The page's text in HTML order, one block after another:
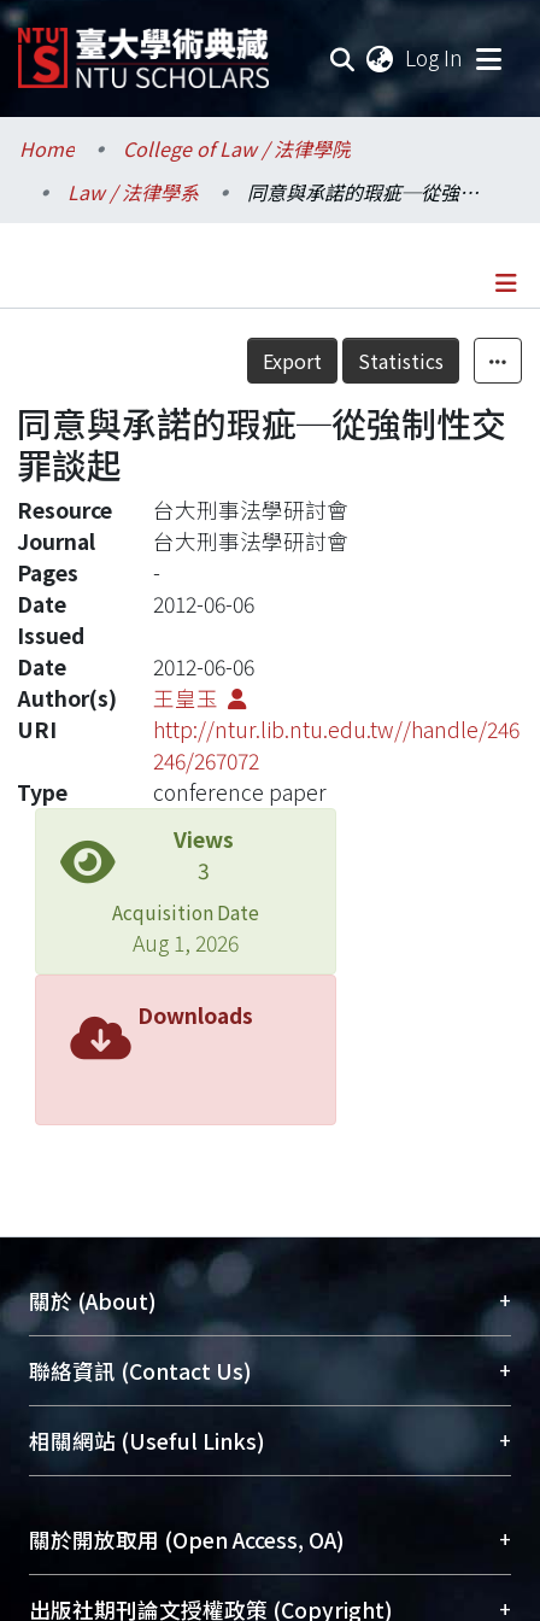
Log In
Communities & Collections
Research Outputs
Statistics
Home
College of Law / 法律學院
Law / 法律學系
同意與承諾的瑕疵─從強制性交罪談起
Details
Export Statistics
同意與承諾的瑕疵─從強制性交
罪談起
Resource
台大刑事法學研討會
Journal
台大刑事法學研討會
Pages
-
Date
Issued
2012-06-06
Date
2012-06-06
Author(s)
王皇玉
URI
http://ntur.lib.ntu.edu.tw//handle/246
246/267072
Type
conference paper
Views
3
Acquisition Date
Aug 1, 2026
Downloads
關於 (About) +
臺大位居世界頂尖大學之列，為永久珍藏及向國際
展現本校豐碩的研究成果及學術能量，圖書館整合
機構典藏（NTUR）與學術庫（AH）不同功能平
台，成為臺大學術典藏NTU scholars。期能整合研
究能量、促進交流合作、保存學術產出、推廣研究
成果。
To permanently archive and promote researcher
profiles and scholarly works, Library integrates the
聯絡資訊 (Contact Us) +
總館學科館員(Main Library)
醫學圖書館學科館員(Medical Library)
Sciences Library)
相關網站 (Useful Links) +
關於開放取用 (Open Access, OA) +
開放取用是從使用者角度提升資訊取用性的社會運
出版社期刊論文授權政策 (Copyright) +